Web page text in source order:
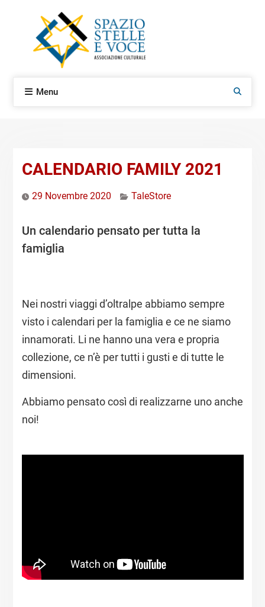
Menu Search
CALENDARIO FAMILY 2021
29 Novembre 2020 TaleStore
Un calendario pensato per tutta la
famiglia
Nei nostri viaggi d’oltralpe abbiamo sempre
visto i calendari per la famiglia e ce ne siamo
innamorati. Li ne hanno una vera e propria
collezione, ce n’è per tutti i gusti e di tutte le
dimensioni.
Abbiamo pensato così di realizzarne uno anche
noi!